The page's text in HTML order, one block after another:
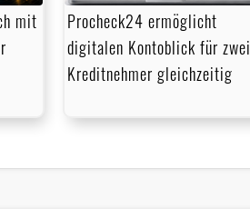
mit
Procheck24 ermöglicht
digitalen Kontoblick für zwei
Kreditnehmer gleichzeitig